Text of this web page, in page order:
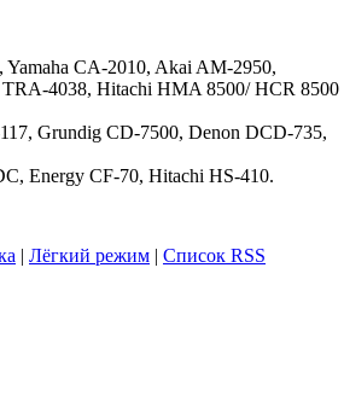
CA-2010, Akai AM-2950,
4038, Hitachi HMA 8500/ HCR 8500
Grundig CD-7500, Denon DCD-735,
Energy CF-70, Hitachi HS-410.
| Лёгкий режим | Список RSS